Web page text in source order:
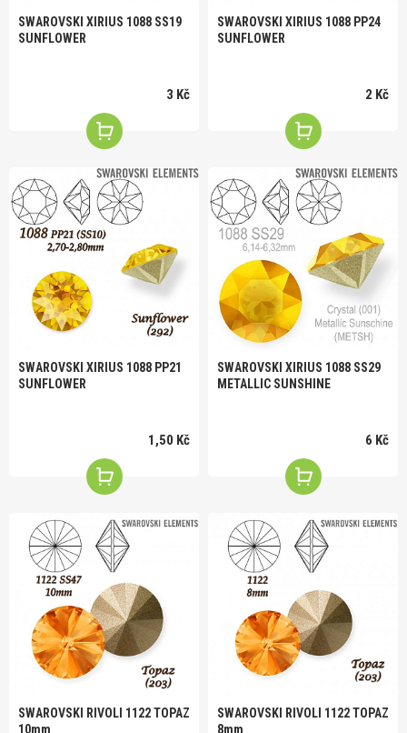
SWAROVSKI XIRIUS 1088 SS19
SUNFLOWER
3 Kč
SWAROVSKI XIRIUS 1088 PP24
SUNFLOWER
2 Kč
SWAROVSKI XIRIUS 1088 PP21
SUNFLOWER
1,50 Kč
SWAROVSKI XIRIUS 1088 SS29
METALLIC SUNSHINE
6 Kč
SWAROVSKI RIVOLI 1122 TOPAZ
10mm
SWAROVSKI RIVOLI 1122 TOPAZ
8mm